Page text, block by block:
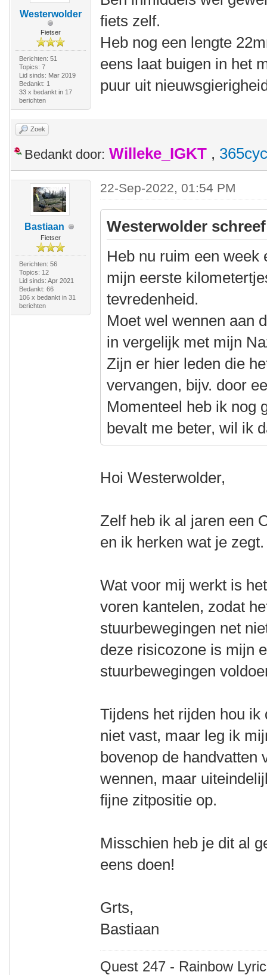
Westerwolder
Fietser
Berichten: 51
Topics: 7
Lid sinds: Mar 2019
Bedankt: 1
33 x bedankt in 17
berichten
fiets zelf.
Heb nog een lengte
eens laat buigen in het
puur uit
Zoek
Bedankt door: Willeke_IGKT ,
Bastiaan
Fietser
Berichten: 56
Topics: 12
Lid sinds: Apr 2021
Bedankt: 66
106 x bedankt in 31
berichten
22-Sep-2022, 01:54 PM
Westerwolder
Heb nu ruim een week
mijn eerste
tevredenheid.
Moet wel wennen aan
in vergelijk met mijn
Zijn er hier leden die
vervangen, bijv. door
Momenteel heb ik nog
bevalt me beter, wil ik
Hoi Westerwolder,
Zelf heb ik al jaren een
en ik herken wat je zegt.
Wat voor mij werkt is
voren kantelen, zodat
stuurbewegingen net
deze risicozone is mijn
stuurbewegingen
Tijdens het rijden hou
niet vast, maar leg ik
bovenop de handvatten
wennen, maar
fijne zitpositie op.
Misschien heb je dit al
eens doen!
Grts,
Bastiaan
Quest 247 - Rainbow